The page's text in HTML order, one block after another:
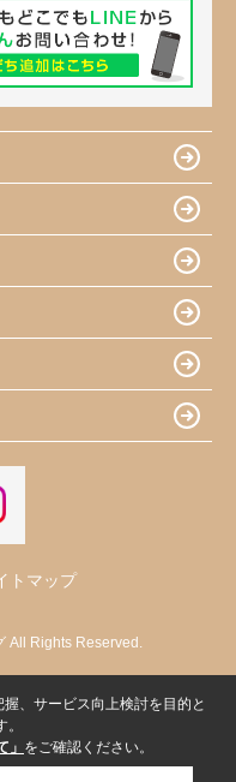
トマップ
All Rights Reserved.
、サービス向上検討を目的と
」 をご確認ください。